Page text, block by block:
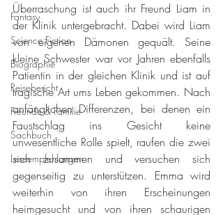
Fantasy
Science Fiction
Biographie
Reisebericht
Freunde & Familie
Sachbuch
Leseempfehlungen
Überraschung ist auch ihr Freund Liam in
der Klinik untergebracht. Dabei wird Liam
von eigenen Dämonen gequält. Seine
kleine Schwester war vor Jahren ebenfalls
Patientin in der gleichen Klinik und ist auf
tragische Art ums Leben gekommen. Nach
anfänglichen Differenzen, bei denen ein
Faustschlag ins Gesicht keine
unwesentliche Rolle spielt, raufen die zwei
sich zusammen und versuchen sich
gegenseitig zu unterstützen. Emma wird
weiterhin von ihren Erscheinungen
heimgesucht und von ihren schaurigen